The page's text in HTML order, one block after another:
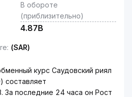
В обороте
(приблизительно)
4.87B
: (SAR)
курс Саудовский риял
составляет
За последние 24 часа он Рост